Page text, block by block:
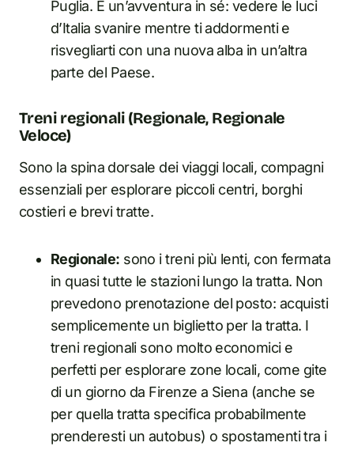
Puglia. È un’avventura in sé: vedere le luci
d’Italia svanire mentre ti addormenti e
risvegliarti con una nuova alba in un’altra
parte del Paese.
Treni regionali (Regionale, Regionale
Veloce)
Sono la spina dorsale dei viaggi locali, compagni
essenziali per esplorare piccoli centri, borghi
costieri e brevi tratte.
Regionale: sono i treni più lenti, con fermata
in quasi tutte le stazioni lungo la tratta. Non
prevedono prenotazione del posto: acquisti
semplicemente un biglietto per la tratta. I
treni regionali sono molto economici e
perfetti per esplorare zone locali, come gite
di un giorno da Firenze a Siena (anche se
per quella tratta specifica probabilmente
prenderesti un autobus) o spostamenti tra i